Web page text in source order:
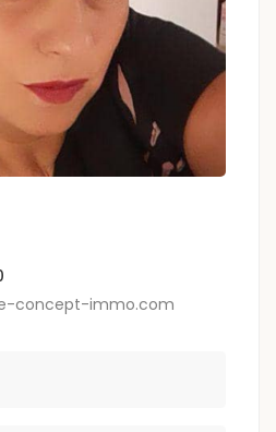
concept-immo.com